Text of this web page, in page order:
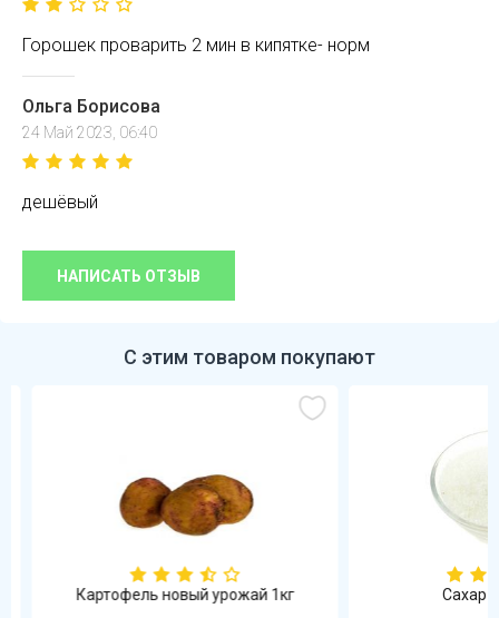
Горошек проварить 2 мин в кипятке- норм
Ольга Борисова
24 Май 2023, 06:40
дешёвый
НАПИСАТЬ ОТЗЫВ
С этим товаром покупают
Картофель новый урожай 1кг Сахар-